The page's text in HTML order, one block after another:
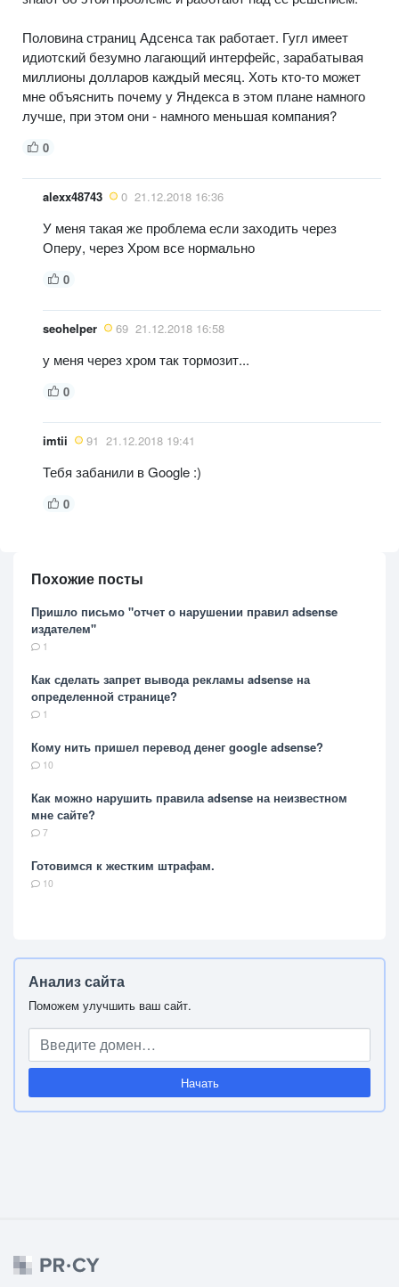
Половина страниц Адсенса так работает. Гугл имеет
идиотский безумно лагающий интерфейс, зарабатывая
миллионы долларов каждый месяц. Хоть кто-то может
мне объяснить почему у Яндекса в этом плане намного
лучше, при этом они - намного меньшая компания?
0
alexx48743 0 21.12.2018 16:36
У меня такая же проблема если заходить через
Оперу, через Хром все нормально
0
seohelper 69 21.12.2018 16:58
у меня через хром так тормозит...
0
imtii 91 21.12.2018 19:41
Тебя забанили в Google :)
0
Похожие посты
Пришло письмо "отчет о нарушении правил adsense
издателем"
1
Как сделать запрет вывода рекламы adsense на
определенной странице?
1
Кому нить пришел перевод денег google adsense?
10
Как можно нарушить правила adsense на неизвестном
мне сайте?
7
Готовимся к жестким штрафам.
10
Анализ сайта
Поможем улучшить ваш сайт.
Начать